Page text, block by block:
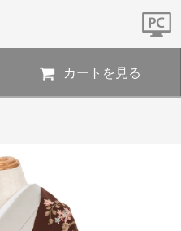
カートを見る